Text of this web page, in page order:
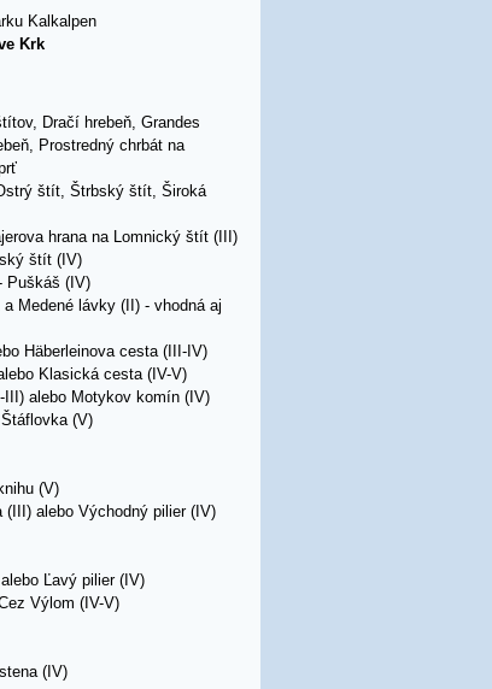
Kalkalpen
Krk
Dračí hrebeň, Grandes
Prostredný chrbát na
štít, Štrbský štít, Široká
hrana na Lomnický štít (III)
štít (IV)
Puškáš (IV)
Medené lávky (II) - vhodná aj
Häberleinova cesta (III-IV)
Klasická cesta (IV-V)
alebo Motykov komín (IV)
(V)
(V)
(III) alebo Východný pilier (IV)
Ľavý pilier (IV)
Výlom (IV-V)
(IV)